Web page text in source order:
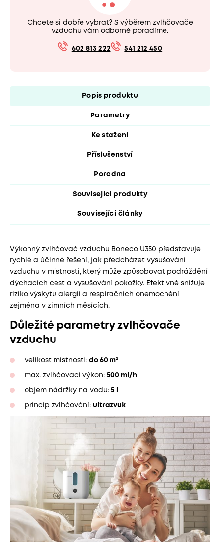
Chcete si dobře vybrat? S výběrem zvlhčovače
vzduchu vám odborně poradíme.
602 813 222 541 212 450
Popis produktu
Parametry
Ke stažení
Příslušenství
Poradna
Související produkty
Související články
Výkonný zvlhčovač vzduchu Boneco U350 představuje
rychlé a účinné řešení, jak předcházet vysušování
vzduchu v místnosti, který může způsobovat podráždění
dýchacích cest a vysušování pokožky. Efektivně snižuje
riziko výskytu alergií a respiračních onemocnění
zejména v zimních měsících.
Důležité parametry zvlhčovače
vzduchu
velikost místnosti: do 60 m²
max. zvlhčovací výkon: 500 ml/h
objem nádržky na vodu: 5 l
princip zvlhčování: ultrazvuk